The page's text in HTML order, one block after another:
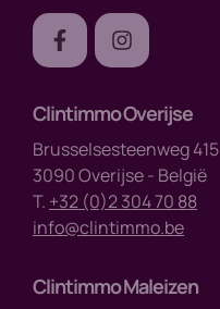
Clintimmo Overijse
Brusselsesteenweg 415
3090 Overijse - België
T. +32 (0)2 304 70 88
info@clintimmo.be
Clintimmo Maleizen